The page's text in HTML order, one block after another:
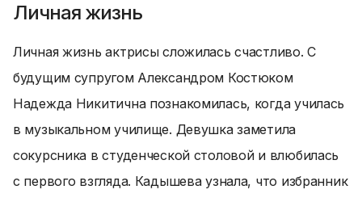
Личная жизнь
Личная жизнь актрисы сложилась счастливо. С
будущим супругом Александром Костюком
Надежда Никитична познакомилась, когда училась
в музыкальном училище. Девушка заметила
сокурсника в студенческой столовой и влюбилась
с первого взгляда. Кадышева узнала, что избранник